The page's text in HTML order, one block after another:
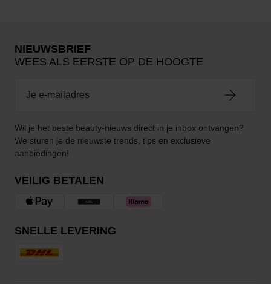
NIEUWSBRIEF
WEES ALS EERSTE OP DE HOOGTE
Wil je het beste beauty-nieuws direct in je inbox ontvangen?
We sturen je de nieuwste trends, tips en exclusieve
aanbiedingen!
VEILIG BETALEN
SNELLE LEVERING